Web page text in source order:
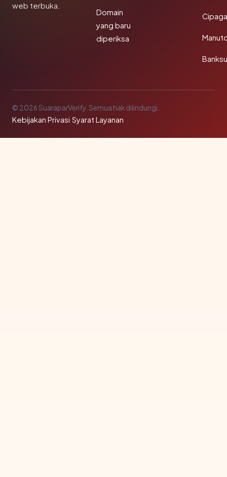
web terbuka.
Domain
yang baru
diperiksa
© 2026 SuaraparVerify. Semua hak dilindungi.
Kebijakan Privasi·Syarat Layanan